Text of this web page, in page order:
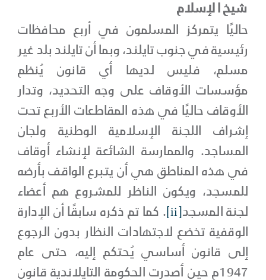
شيخ ا لإسلام
حاليًا يتمركز المسلمون في أربع محافظات
رئيسية في جنوب تايلند، وبما أن تايلند بلد غير
مسلم، فليس لديها أي قانون يُنظم
مؤسسات الأوقاف على وجه التحديد، وتدار
الأوقاف حاليًا في هذه المقاطعات الأربع تحت
إشراف اللجنة الإسلامية الوطنية ولجان
المساجد. والممارسة الشائعة لإنشاء أوقاف
في هذه المناطق هي أن يتبرع الواقف بأرضه
للمسجد، ويكون الناظر للمشروع هم أعضاء
لجنة المسجد
. كما تم ذكره سابقًا أن الإدارة
الوقفية تخضع لاجتهادات النظار بدون الرجوع
إلى قانون أساسي يُحتكم إليه، حتى عام
1947م حين أصدرت الحكومة التايلاندية قانون